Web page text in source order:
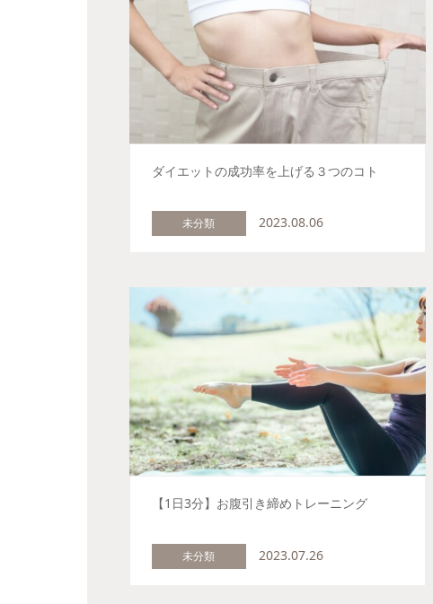
ダイエットの成功率を上げる３つのコト
未分類 2023.08.06
【1日3分】お腹引き締めトレーニング
未分類 2023.07.26